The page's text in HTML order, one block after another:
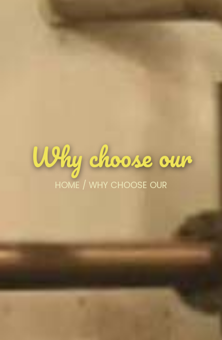
Why choose our
HOME / WHY CHOOSE OUR